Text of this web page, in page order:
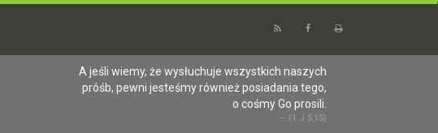
A jeśli wiemy, że wysłuchuje wszystkich naszych
próśb, pewni jesteśmy również posiadania tego,
o cośmy Go prosili.
(1 J 5,15)